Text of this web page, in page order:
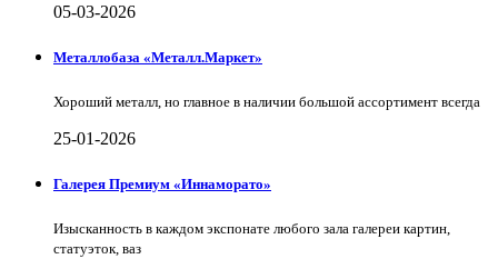
05-03-2026
Металлобаза «Металл.Маркет»
Хороший металл, но главное в наличии большой ассортимент всегда
25-01-2026
Галерея Премиум «Иннаморато»
Изысканность в каждом экспонате любого зала галереи картин,
статуэток, ваз